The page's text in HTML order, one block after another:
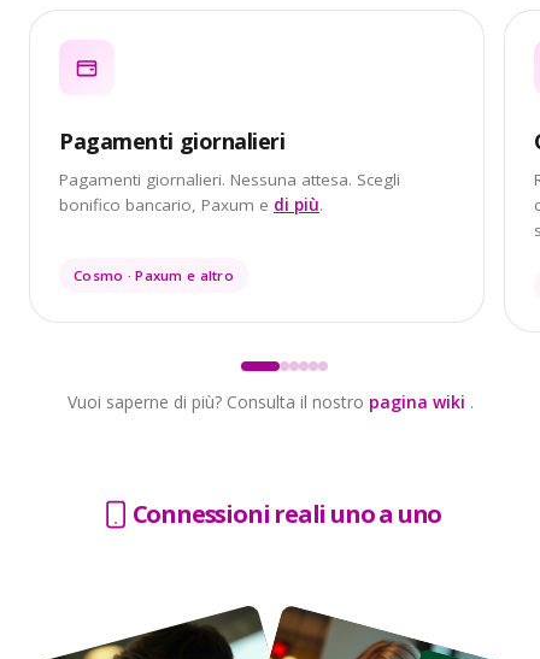
Pagamenti giornalieri
Pagamenti giornalieri. Nessuna attesa. Scegli
bonifico bancario, Paxum e di più.
Cosmo · Paxum e altro
Vuoi saperne di più? Consulta il nostro pagina wiki .
Connessioni reali uno a uno